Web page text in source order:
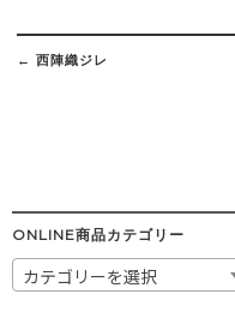
Post
navigation
← 西陣織ジレ
ONLINE商品カテゴリー
カテゴリーを選択